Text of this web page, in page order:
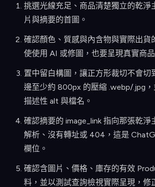
挑選光線充足、商品清楚獨立的乾淨
片與摘要的首圖。
確認顏色、質感與內含物與實際出貨
使使用 AI 或修圖，也要呈現真實商品
置中留白構圖，讓正方形裁切不會切
邊至少約 800px 的壓縮 .webp/.jpg
描述性 alt 與檔名。
確認摘要的 image_link 指向那張乾淨
解析、沒有轉址或 404，這是
欄位。
確認含圖片、價格、庫存的有效
料，並以測試查詢檢視實際呈現，修